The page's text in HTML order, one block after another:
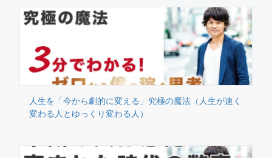
人生を「今から劇的に変える」究極の魔法（人生が速く
変わる人とゆっくり変わる人）